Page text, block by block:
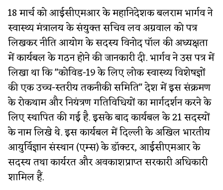
18 मार्च को आईसीएमआर के महानिदेशक बलराम भार्गव ने
स्वास्थ्य मंत्रालय के संयुक्त सचिव लव अग्रवाल को पत्र
लिखकर नीति आयोग के सदस्य विनोद पॉल की अध्यक्षता
में कार्यबल के गठन होने की जानकारी दी. भार्गव ने उस पत्र में
लिखा था कि "कोविड-19 के लिए लोक स्वास्थ्य विशेषज्ञों
की एक उच्च-स्तरीय तकनीकी समिति" देश में इस संक्रमण
के रोकथाम और नियंत्रण गतिविधियों का मार्गदर्शन करने के
लिए स्थापित की गई है. इसके बाद कार्यबल के 21 सदस्यों
के नाम लिखे थे. इस कार्यबल में दिल्ली के अखिल भारतीय
आयुर्विज्ञान संस्थान (एम्स) के डॉक्टर, आईसीएमआर के
सदस्य तथा कार्यरत और अवकाशप्राप्त सरकारी अधिकारी
शामिल हैं.